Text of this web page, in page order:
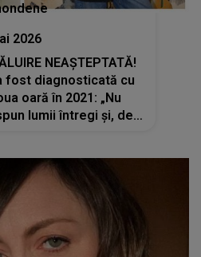
2026
NEAȘTEPTATĂ!
fost diagnosticată cu
oară în 2021: „Nu
lumii întregi și, de